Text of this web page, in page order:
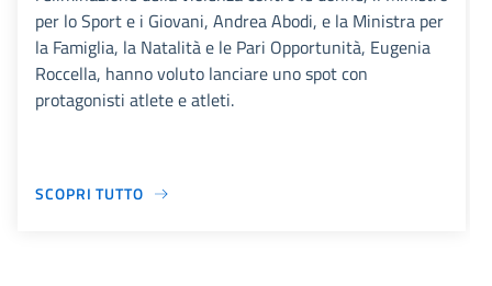
per lo Sport e i Giovani, Andrea Abodi, e la Ministra per
la Famiglia, la Natalità e le Pari Opportunità, Eugenia
Roccella, hanno voluto lanciare uno spot con
protagonisti atlete e atleti.
SCOPRI TUTTO